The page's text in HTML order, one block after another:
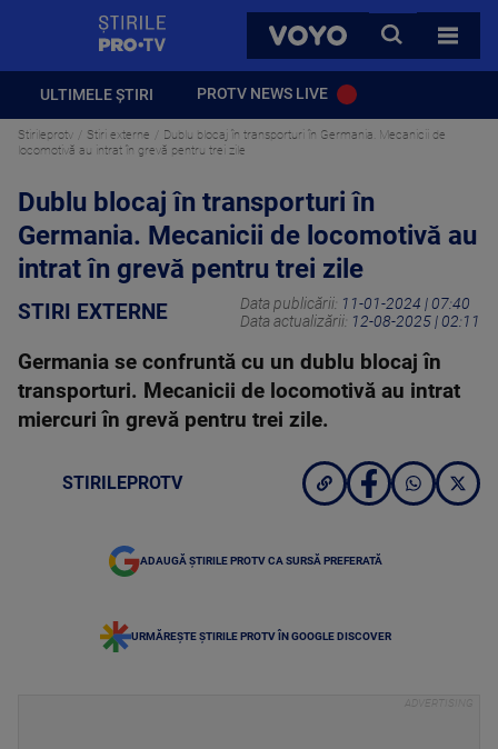
VOYO
CAUTA
TOATE
ULTIMELE ȘTIRI PROTV NEWS LIVE
Stirileprotv Stiri externe
Dublu blocaj în transporturi în Germania. Mecanicii de
locomotivă au intrat în grevă pentru trei zile
Dublu blocaj în transporturi în
Germania. Mecanicii de locomotivă au
intrat în grevă pentru trei zile
STIRI EXTERNE Data publicării: 11-01-2024 | 07:40
Data actualizării: 12-08-2025 | 02:11
Germania se confruntă cu un dublu blocaj în
transporturi. Mecanicii de locomotivă au intrat
miercuri în grevă pentru trei zile.
STIRILEPROTV
ADAUGĂ ȘTIRILE PROTV CA SURSĂ PREFERATĂ
URMĂREȘTE ȘTIRILE PROTV ÎN GOOGLE DISCOVER